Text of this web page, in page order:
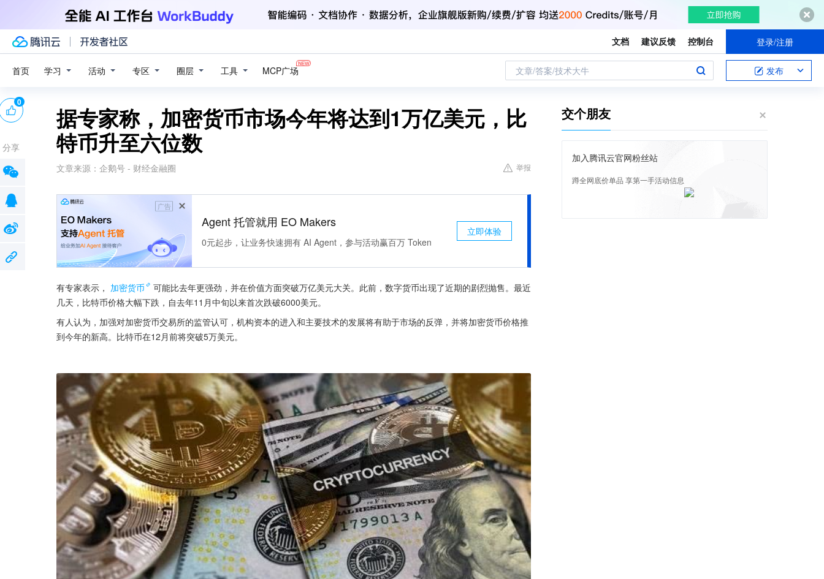
文档 建议反馈 控制台 登录/注册
首页 学习 活动 专区 圈层 工具 MCP广场 文章/答案/技术大牛 发布
据专家称，加密货币市场今年将达到1万亿美元，比
特币升至六位数
文章来源： 企鹅号 - 财经金融圈 举报
广告
Agent 托管就用 EO Makers
0元起步，让业务快速拥有 AI Agent，参与活动赢百万 Token
立即体验
有专家表示， 加密货币
可能比去年更强劲，并在价值方面突破万亿美元大关。此前，数字货币出现了近期的剧烈抛售。最近
几天，比特币价格大幅下跌，自去年11月中旬以来首次跌破6000美元。
有人认为，加强对加密货币交易所的监管认可，机构资本的进入和主要技术的发展将有助于市场的反弹，并将加密货币价格推
到今年的新高。比特币在12月前将突破5万美元。
0
分享
交个朋友
加入腾讯云官网粉丝站
蹲全网底价单品 享第一手活动信息